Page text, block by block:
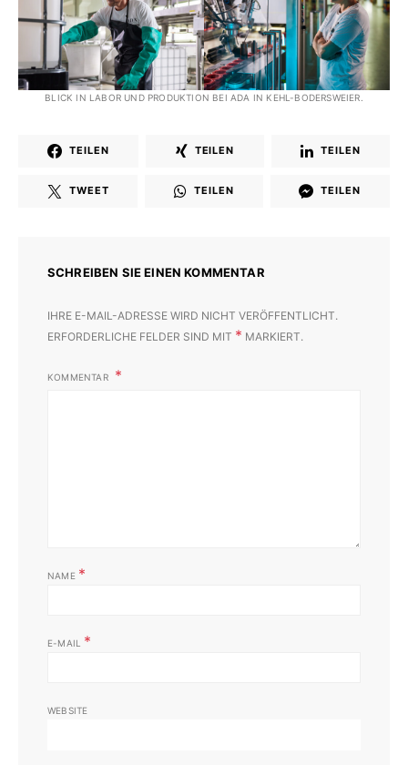
BLICK IN LABOR UND PRODUKTION BEI ADA IN KEHL-BODERSWEIER.
TEILEN TEILEN TEILEN
TWEET TEILEN TEILEN
SCHREIBEN SIE EINEN KOMMENTAR
IHRE E-MAIL-ADRESSE WIRD NICHT VERÖFFENTLICHT.
ERFORDERLICHE FELDER SIND MIT * MARKIERT.
KOMMENTAR
NAME *
E-MAIL *
WEBSITE